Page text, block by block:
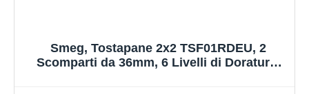
Smeg, Tostapane 2x2 TSF01RDEU, 2
Scomparti da 36mm, 6 Livelli di Doratura,